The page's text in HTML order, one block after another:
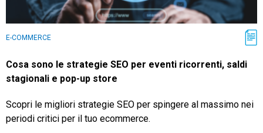
E-COMMERCE
Cosa sono le strategie SEO per eventi ricorrenti, saldi
stagionali e pop-up store
Scopri le migliori strategie SEO per spingere al massimo nei
periodi critici per il tuo ecommerce.